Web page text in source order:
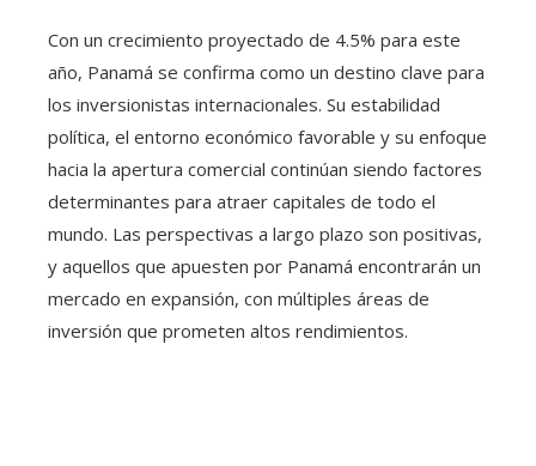
Con un crecimiento proyectado de 4.5% para este
año, Panamá se confirma como un destino clave para
los inversionistas internacionales. Su estabilidad
política, el entorno económico favorable y su enfoque
hacia la apertura comercial continúan siendo factores
determinantes para atraer capitales de todo el
mundo. Las perspectivas a largo plazo son positivas,
y aquellos que apuesten por Panamá encontrarán un
mercado en expansión, con múltiples áreas de
inversión que prometen altos rendimientos.